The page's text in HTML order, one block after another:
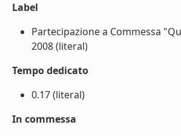
Label
Partecipazione a Commessa
2008 (literal)
Tempo dedicato
0.17 (literal)
In commessa